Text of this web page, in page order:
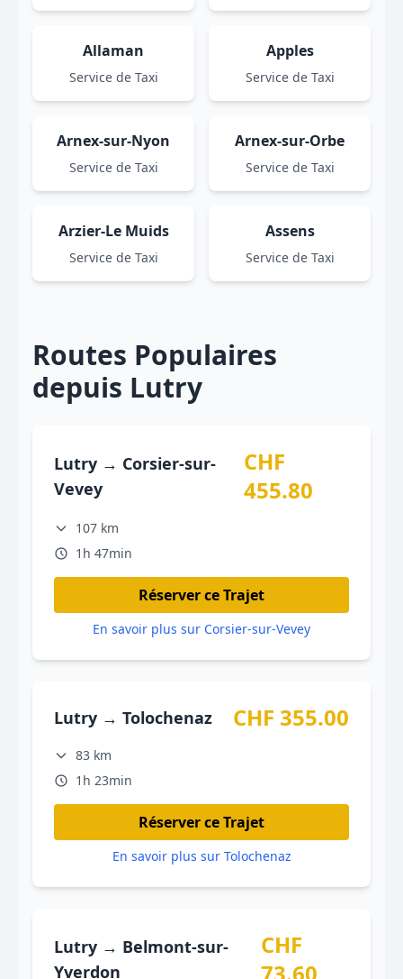
Allaman
Service de Taxi
Apples
Service de Taxi
Arnex-sur-Nyon
Service de Taxi
Arnex-sur-Orbe
Service de Taxi
Arzier-Le Muids
Service de Taxi
Assens
Service de Taxi
Routes Populaires
depuis Lutry
Lutry → Corsier-sur-
Vevey
CHF
455.80
107 km
1h 47min
Réserver ce Trajet
En savoir plus sur Corsier-sur-Vevey
Lutry → Tolochenaz CHF 355.00
83 km
1h 23min
Réserver ce Trajet
En savoir plus sur Tolochenaz
Lutry → Belmont-sur-
Yverdon
CHF